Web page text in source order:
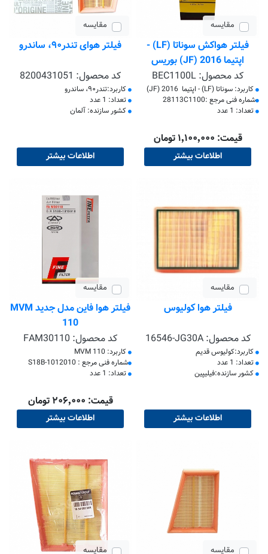
مقایسه
فیلتر هواکش سوناتا (LF) -
اپتیما 2016 (JF) بوریس
کد محصول: BEC1100L
کاربرد: سوناتا (LF) - اپتیما 2016 (JF)
​شماره فنی مرجع :28113C1100
تعداد: 1 عدد
قیمت: ۱٬۱۰۰٬۰۰۰ تومان
اطلاعات بیشتر
مقایسه
فیلتر هوای تندر۹۰، ساندرو
کد محصول: 8200431051
کاربرد:تندر۹۰، ساندرو
تعداد: 1 عدد
کشور سازنده: آلمان
اطلاعات بیشتر
مقایسه
فیلتر هوا کولیوس
کد محصول:16546-JG30A
کاربرد:کولیوس قدیم
تعداد: 1 عدد
کشور سازنده:فیلیپین
اطلاعات بیشتر
مقایسه
فیلتر هوا فاین مدل جدید MVM
110
کد محصول: FAM30110
کاربرد: MVM 110
​شماره فنی مرجع : S18B-1012010
تعداد: 1 عدد
قیمت: ۲۰۶٬۰۰۰ تومان
اطلاعات بیشتر
مقایسه مقایسه